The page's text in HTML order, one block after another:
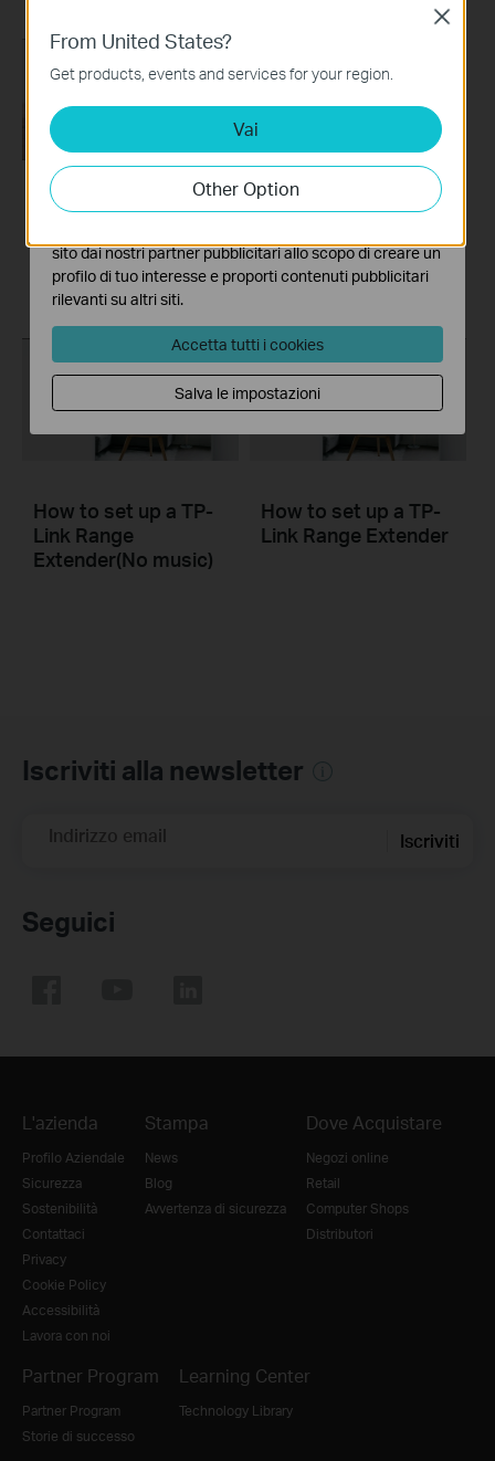
Set Up TP-Link
Web Browser
Set Up TP-Link
WPS Button
How to set up a TP-
Link Range
Extender(No music)
How to set up a TP-
Link Range Extender
Iscriviti alla newsletter
Indirizzo email Iscriviti
Seguici
L'azienda
Profilo Aziendale
Sicurezza
Sostenibilità
Contattaci
Privacy
Cookie Policy
Accessibilità
Lavora con noi
Stampa
News
Blog
Avvertenza di sicurezza
Dove Acquistare
Negozi online
Retail
Computer Shops
Distributori
Partner Program
Partner Program
Storie di successo
Learning Center
Technology Library
From United States?
Get products, events and services for your region.
Vai
Other Option
Close
Questi cookies sono necessari per il corretto
funzionamento del sito e non possono essere disattivati
nel tuo sistema.
Analytics e Marketing Cookies
I cookies analitici ci permettono di analizzare le tue
attività sul nostro sito allo scopo di migliorarne le
funzionalità.
sito dai nostri partner pubblicitari allo scopo di creare un
profilo di tuo interesse e proporti contenuti pubblicitari
rilevanti su altri siti.
Accetta tutti i cookies
Salva le impostazioni